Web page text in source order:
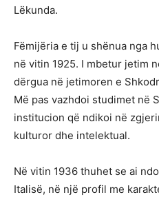
Lëkunda.
Fëmijëria e tij u shënua nga
në vitin 1925. I mbetur jetim
dërgua në jetimoren e
Më pas vazhdoi studimet në
institucion që ndikoi në
kulturor dhe intelektual.
Në vitin 1936 thuhet se ai
Italisë, në një profil me